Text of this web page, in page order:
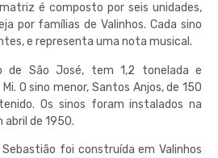
é composto por seis unidades,
por famílias de Valinhos. Cada sino
e representa uma nota musical.
de São José, tem 1,2 tonelada e
O sino menor, Santos Anjos, de 150
Os sinos foram instalados na
abril de 1950.
foi construída em Valinhos